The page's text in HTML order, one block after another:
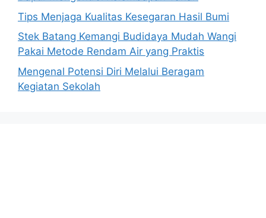
Tips Menjaga Kualitas Kesegaran Hasil Bumi
Stek Batang Kemangi Budidaya Mudah Wangi
Pakai Metode Rendam Air yang Praktis
Mengenal Potensi Diri Melalui Beragam
Kegiatan Sekolah